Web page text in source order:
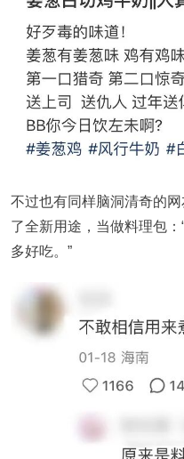
不过也有同样脑洞清奇的
了全新用途，当做料理包
多好吃。”